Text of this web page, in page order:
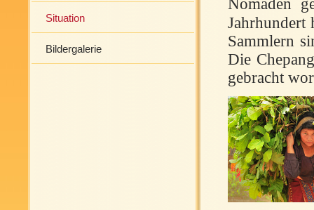
Situation
Bildergalerie
Nomaden
Jahrhundert
Sammlern
Die
gebracht